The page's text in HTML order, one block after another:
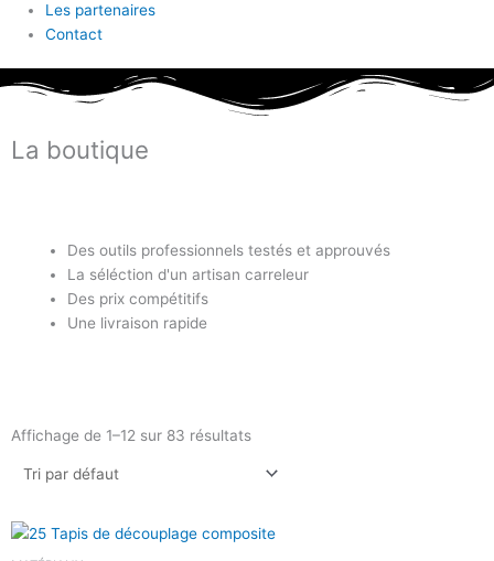
Les partenaires
Contact
La boutique
Des outils professionnels testés et approuvés
La séléction d'un artisan carreleur
Des prix compétitifs
Une livraison rapide
Affichage de 1–12 sur 83 résultats